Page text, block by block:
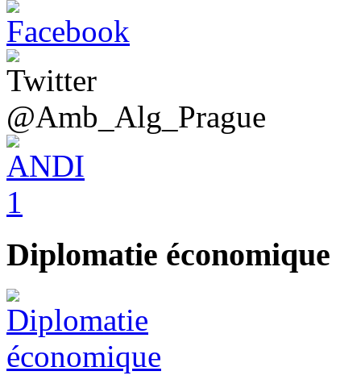
@Amb_Alg_Prague
Diplomatie économique